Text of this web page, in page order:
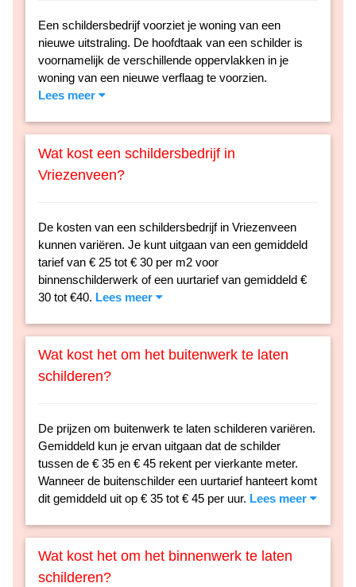
Een schildersbedrijf voorziet je woning van een
nieuwe uitstraling. De hoofdtaak van een schilder is
voornamelijk de verschillende oppervlakken in je
woning van een nieuwe verflaag te voorzien.
Lees meer
Wat kost een schildersbedrijf in
Vriezenveen?
De kosten van een schildersbedrijf in Vriezenveen
kunnen variëren. Je kunt uitgaan van een gemiddeld
tarief van € 25 tot € 30 per m2 voor
binnenschilderwerk of een uurtarief van gemiddeld €
30 tot €40. Lees meer
Wat kost het om het buitenwerk te laten
schilderen?
De prijzen om buitenwerk te laten schilderen variëren.
Gemiddeld kun je ervan uitgaan dat de schilder
tussen de € 35 en € 45 rekent per vierkante meter.
Wanneer de buitenschilder een uurtarief hanteert komt
dit gemiddeld uit op € 35 tot € 45 per uur. Lees meer
Wat kost het om het binnenwerk te laten
schilderen?